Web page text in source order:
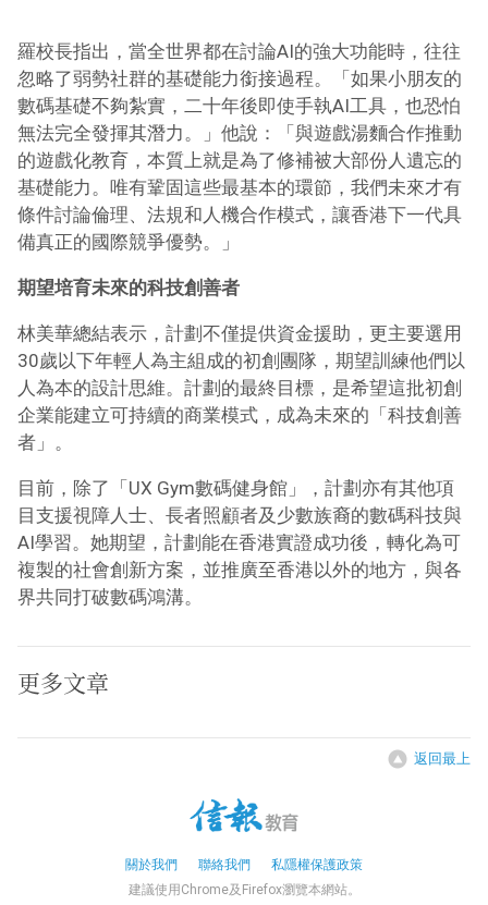
羅校長指出，當全世界都在討論AI的強大功能時，往往
忽略了弱勢社群的基礎能力銜接過程。「如果小朋友的
數碼基礎不夠紮實，二十年後即使手執AI工具，也恐怕
無法完全發揮其潛力。」他說：「與遊戲湯麵合作推動
的遊戲化教育，本質上就是為了修補被大部份人遺忘的
基礎能力。唯有鞏固這些最基本的環節，我們未來才有
條件討論倫理、法規和人機合作模式，讓香港下一代具
備真正的國際競爭優勢。」
期望培育未來的科技創善者
林美華總結表示，計劃不僅提供資金援助，更主要選用
30歲以下年輕人為主組成的初創團隊，期望訓練他們以
人為本的設計思維。計劃的最終目標，是希望這批初創
企業能建立可持續的商業模式，成為未來的「科技創善
者」。
目前，除了「UX Gym數碼健身館」，計劃亦有其他項
目支援視障人士、長者照顧者及少數族裔的數碼科技與
AI學習。她期望，計劃能在香港實證成功後，轉化為可
複製的社會創新方案，並推廣至香港以外的地方，與各
界共同打破數碼鴻溝。
更多文章
返回最上
關於我們 聯絡我們
私隱權保護政策
建議使用Chrome及Firefox瀏覽本網站。